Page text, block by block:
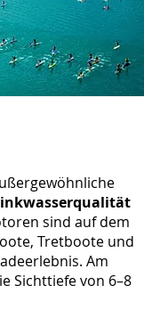
sind auf dem
Tretboote und
Am
Sichttiefe von 6–8